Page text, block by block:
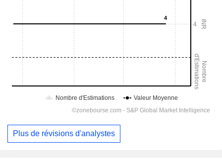
Plus de révisions d'analystes